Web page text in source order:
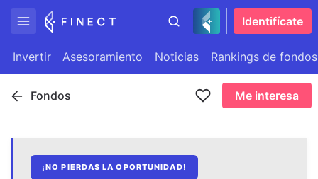
Identifícate
Invertir Asesoramiento Noticias Rankings de fondos
Fondos Me interesa
¡NO PIERDAS LA OPORTUNIDAD!